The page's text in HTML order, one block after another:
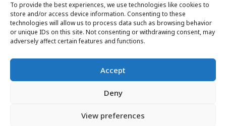
To provide the best experiences, we use technologies like cookies to
store and/or access device information. Consenting to these
technologies will allow us to process data such as browsing behavior
or unique IDs on this site. Not consenting or withdrawing consent, may
adversely affect certain features and functions.
Accept
Deny
View preferences